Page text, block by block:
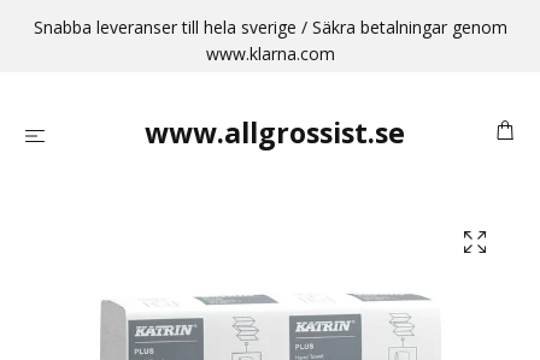
Snabba leveranser till hela sverige / Säkra betalningar genom
www.klarna.com
www.allgrossist.se